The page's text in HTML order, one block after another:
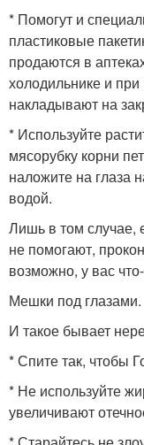
* Помогут и
пластиковые
продаются в
холодильнике и
накладывают на
* Используйте
мясорубку корни
наложите на глаза
водой.
Лишь в том случае,
не помогают,
возможно, у вас
Мешки под глазами.
И такое бывает
* Спите так, чтобы
* Не используйте
увеличивают